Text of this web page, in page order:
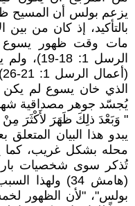
يزعم بولس أن المسيح
بالتأكيد، إذ كان من
الرسل 1:
الذي خان يسوع لم
يُجسّد جوهر مصداقية
" وَبَعْدَ ذلِكَ ظَهَرَ لأَكْثَرَ
يبدو هذا البيان
محله بشكل غريب، كما
تُذكر سوى شخصيات
(هامش 34)
بولس"، "لأن الظهور